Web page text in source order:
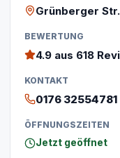
Grünberger
BEWERTUNG
4.9 aus 618
KONTAKT
0176 32554781
ÖFFNUNGSZEITEN
Jetzt geöffnet